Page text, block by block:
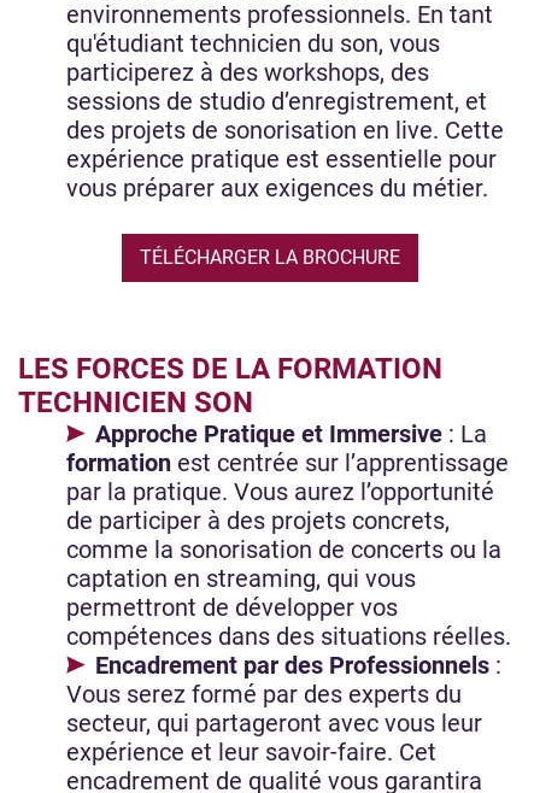
environnements professionnels. En tant
qu'étudiant technicien du son, vous
participerez à des workshops, des
sessions de studio d’enregistrement, et
des projets de sonorisation en live. Cette
expérience pratique est essentielle pour
vous préparer aux exigences du métier.
TÉLÉCHARGER LA BROCHURE
LES FORCES DE LA FORMATION
TECHNICIEN SON
Approche Pratique et Immersive : La
formation est centrée sur l’apprentissage
par la pratique. Vous aurez l’opportunité
de participer à des projets concrets,
comme la sonorisation de concerts ou la
captation en streaming, qui vous
permettront de développer vos
compétences dans des situations réelles.
Encadrement par des Professionnels :
Vous serez formé par des experts du
secteur, qui partageront avec vous leur
expérience et leur savoir-faire. Cet
encadrement de qualité vous garantira